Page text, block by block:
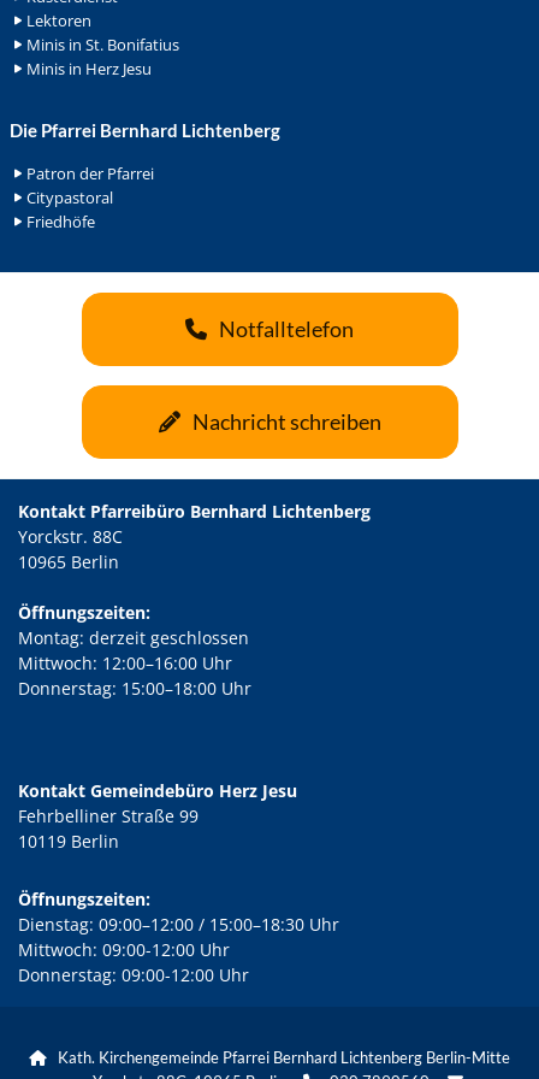
Lektoren
Minis in St. Bonifatius
Minis in Herz Jesu
Die Pfarrei Bernhard Lichtenberg
Patron der Pfarrei
Citypastoral
Friedhöfe
Notfalltelefon
Nachricht schreiben
Kontakt Pfarreibüro Bernhard Lichtenberg
Yorckstr. 88C
10965 Berlin
Öffnungszeiten:
Montag: derzeit geschlossen
Mittwoch: 12:00–16:00 Uhr
Donnerstag: 15:00–18:00 Uhr
Kontakt Gemeindebüro Herz Jesu
Fehrbelliner Straße 99
10119 Berlin
Öffnungszeiten:
Dienstag: 09:00–12:00 / 15:00–18:30 Uhr
Mittwoch: 09:00-12:00 Uhr
Donnerstag: 09:00-12:00 Uhr

Kath. Kirchengemeinde Pfarrei Bernhard Lichtenberg Berlin-Mitte